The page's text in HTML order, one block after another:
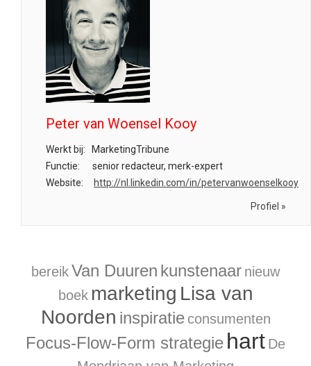
Peter van Woensel Kooy
Werkt bij:
MarketingTribune
Functie:
senior redacteur, merk-expert
Website:
http://nl.linkedin.com/in/petervanwoenselkooy
Profiel »
bereikVan Duuren kunstenaar nieuw
boek marketing Lisa van
Noorden inspiratie consumenten
Focus-Flow-Form strategie hart De